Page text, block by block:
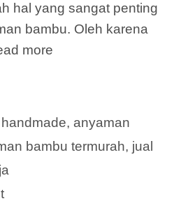
hal yang sangat penting
bambu. Oleh karena
more
, anyaman
bambu termurah, jual